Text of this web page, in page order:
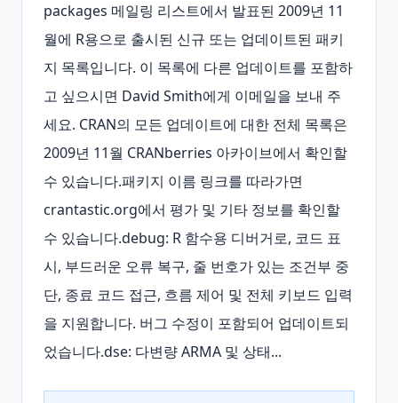
packages 메일링 리스트에서 발표된 2009년 11
월에 R용으로 출시된 신규 또는 업데이트된 패키
지 목록입니다. 이 목록에 다른 업데이트를 포함하
고 싶으시면 David Smith에게 이메일을 보내 주
세요. CRAN의 모든 업데이트에 대한 전체 목록은
2009년 11월 CRANberries 아카이브에서 확인할
수 있습니다.패키지 이름 링크를 따라가면
crantastic.org에서 평가 및 기타 정보를 확인할
수 있습니다.debug: R 함수용 디버거로, 코드 표
시, 부드러운 오류 복구, 줄 번호가 있는 조건부 중
단, 종료 코드 접근, 흐름 제어 및 전체 키보드 입력
을 지원합니다. 버그 수정이 포함되어 업데이트되
었습니다.dse: 다변량 ARMA 및 상태...